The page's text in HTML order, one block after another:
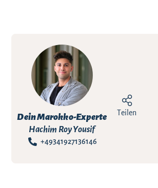
Dein Marokko-Experte
Hachim Roy Yousif
+49341927136146
Teilen